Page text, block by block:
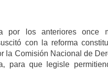
por los anteriores once
con la reforma
la Comisión Nacional de
para que legisle